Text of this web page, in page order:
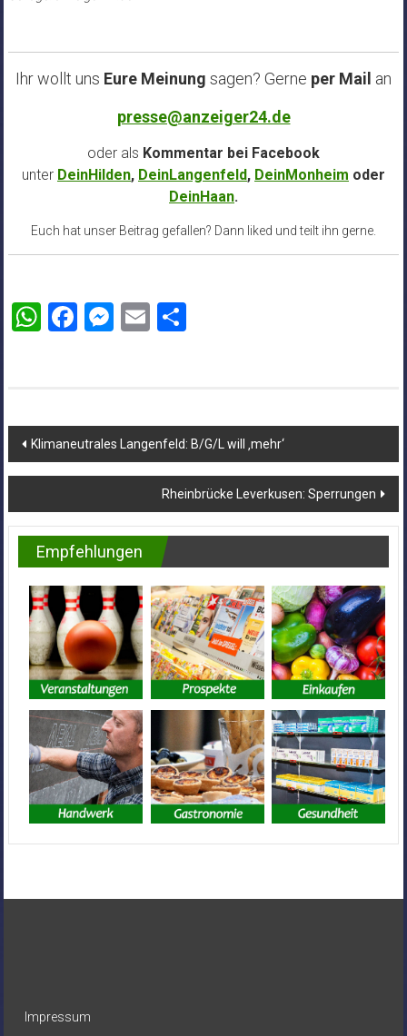
Ihr wollt uns Eure Meinung sagen? Gerne per Mail an
presse@anzeiger24.de
oder als Kommentar bei Facebook
unter DeinHilden, DeinLangenfeld, DeinMonheim oder
DeinHaan.
Euch hat unser Beitrag gefallen? Dann liked und teilt ihn gerne.
WhatsApp
Facebook
Messenger
EmailTeilen
Beitragsnavigation
Klimaneutrales Langenfeld: B/G/L will ‚mehr‘
Rheinbrücke Leverkusen: Sperrungen
Empfehlungen
Impressum